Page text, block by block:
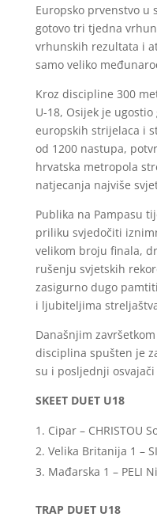
Europsko prvenstvo u
gotovo tri tjedna
vrhunskih rezultata i
samo veliko
Kroz discipline 300
U-18, Osijek je
europskih strijelaca i
od 1200 nastupa,
hrvatska metropola
natjecanja najviše
Publika na Pampasu
priliku svjedočiti
velikom broju finala,
rušenju svjetskih
zasigurno dugo
i ljubiteljima
Današnjim
disciplina spušten je
su i posljednji
SKEET DUET U18
Cipar – CHRISTOU
Velika Britanija 1 –
Mađarska 1 – PELI
TRAP DUET U18